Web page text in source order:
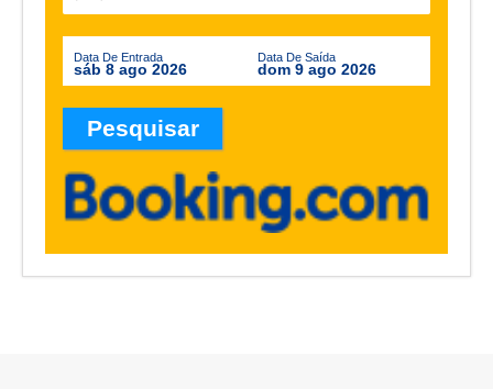
Data De Entrada
sáb 8 ago 2026
Data De Saída
dom 9 ago 2026